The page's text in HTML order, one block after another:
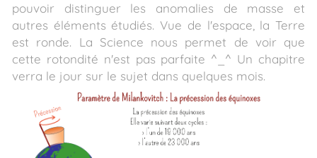
pouvoir distinguer les anomalies de masse et
autres éléments étudiés. Vue de l'espace, la Terre
est ronde. La Science nous permet de voir que
cette rotondité n'est pas parfaite ^_^ Un chapitre
verra le jour sur le sujet dans quelques mois.